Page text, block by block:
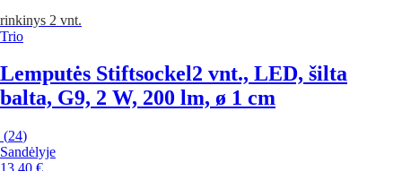
rinkinys 2 vnt.
Trio
Lemputės Stiftsockel2 vnt., LED, šilta
balta, G9, 2 W, 200 lm, ø 1 cm
(24)
Sandėlyje